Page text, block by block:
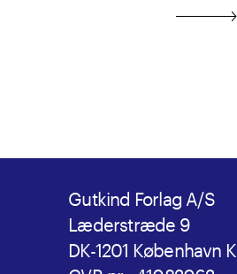
Gutkind Forlag A/S
Læderstræde 9
DK-1201 København K